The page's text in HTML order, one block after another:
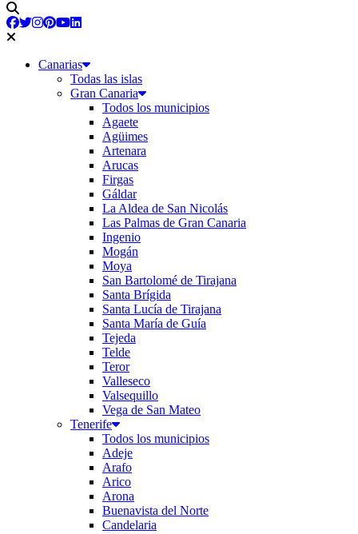
Canarias
Todas las islas
Gran Canaria
Todos los municipios
Agaete
Agüimes
Artenara
Arucas
Firgas
Gáldar
La Aldea de San Nicolás
Las Palmas de Gran Canaria
Ingenio
Mogán
Moya
San Bartolomé de Tirajana
Santa Brígida
Santa Lucía de Tirajana
Santa María de Guía
Tejeda
Telde
Teror
Valleseco
Valsequillo
Vega de San Mateo
Tenerife
Todos los municipios
Adeje
Arafo
Arico
Arona
Buenavista del Norte
Candelaria